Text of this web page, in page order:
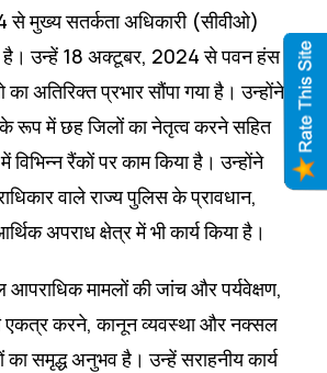
मुख्य सतर्कता अधिकारी (सीवीओ)
है। उन्हें 18 अक्टूबर, 2024 से पवन हंस
अतिरिक्त प्रभार सौंपा गया है। उन्होंने
रूप में छह जिलों का नेतृत्व करने सहित
रैंकों पर काम किया है। उन्होंने
वाले राज्य पुलिस के प्रावधान,
अपराध क्षेत्र में भी कार्य किया है।
आपराधिक मामलों की जांच और पर्यवेक्षण,
एकत्र करने, कानून व्यवस्था और नक्सल
का समृद्ध अनुभव है। उन्हें सराहनीय कार्य